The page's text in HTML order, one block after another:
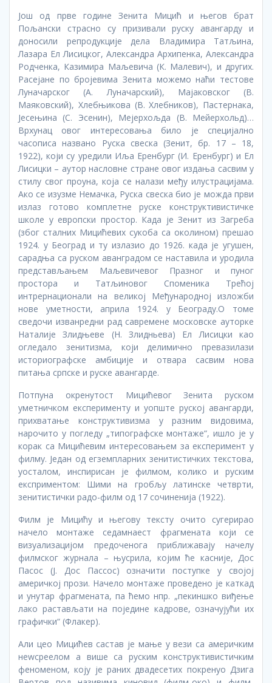
Још од прве године Зенита Мицић и његов брат
Пољански страсно су призивали руску авангарду и
доносили репродукције дела Владимира Татљина,
Лазара Ел Лисицког, Александра Архипенка, Александра
Родченка, Казимира Маљевича (К. Малевич), и других.
Расејане по бројевима Зенита можемо наћи тестове
Луначарског (А. Луначарский), Мајаковског (В.
Маяковский), Хлебњикова (В. Хлебников), Пастернака,
Јесењина (С. Эсенин), Мејерхољда (В. Мейерхольд)…
Врхунац овог интересовања било је специјално
часописа названо Руска свеска (Зенит, бр. 17 – 18,
1922), који су уредили Иља Еренбург (И. Еренбург) и Ел
Лисицки – аутор насловне стране овог издања сасвим у
стилу свог проуна, која се налази међу илустрацијама.
Ако се изузме Немачка, Руска свеска био је можда први
излаз готово комплетне руске конструктивистичке
школе у европски простор. Када је Зенит из Загреба
(због сталних Мицићевих сукоба са околином) прешао
1924. у Београд и ту излазио до 1926. када је угушен,
сарадња са руском аванградом се наставила и уродила
представљањем Маљевичевог Празног и пуног
простора и Татљиновог Споменика Трећој
интрернационали на великој Међународној изложби
нове уметности, априла 1924. у Београду.О томе
сведочи изванредни рад савремене московске ауторке
Наталије Злидњеве (Н. Злидньева) Ел Лисицки као
огледало зенитизма, који делимично превазилази
историографске амбиције и отвара сасвим нова
питања српске и руске авангарде.
Потпуна окренутост Мицићевог Зенита руском
уметничком експерименту и уопште руској авангарди,
прихватање конструктивизма у разним видовима,
нарочито у погледу „типографске монтаже“, ишло је у
корак са Мицићевим интересовањем за експеримент у
филму. Један од егземпларних зенитистичких текстова,
уосталом, инспирисан је филмом, колико и руским
експриментом: Шими на гробљу латинске четврти,
зенитистички радо-филм од 17 сочиненија (1922).
Филм је Мицићу и његову тексту очито сугерирао
начело монтаже седамнаест фрагмената који се
визуализацијом предоченога приближавају начелу
филмског журнала – њусрила, којим ће касније, Дос
Пасос (Ј. Дос Пассос) означити поступке у својој
америчкој прози. Начело монтаже проведено је каткад
и унутар фрагмената, па ћемо нпр. „пекиншко виђење
лако растављати на поједине кадрове, означујући их
графички“ (Флакер).
Али цео Мицићев састав је мање у вези са америчким
неwсреелом а више са руским конструктивистичким
феноменом, коју је раних двадесетих покренуо Дзига